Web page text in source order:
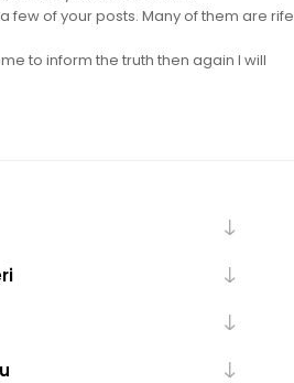
few of your posts. Many of them are rife
to inform the truth then again I will